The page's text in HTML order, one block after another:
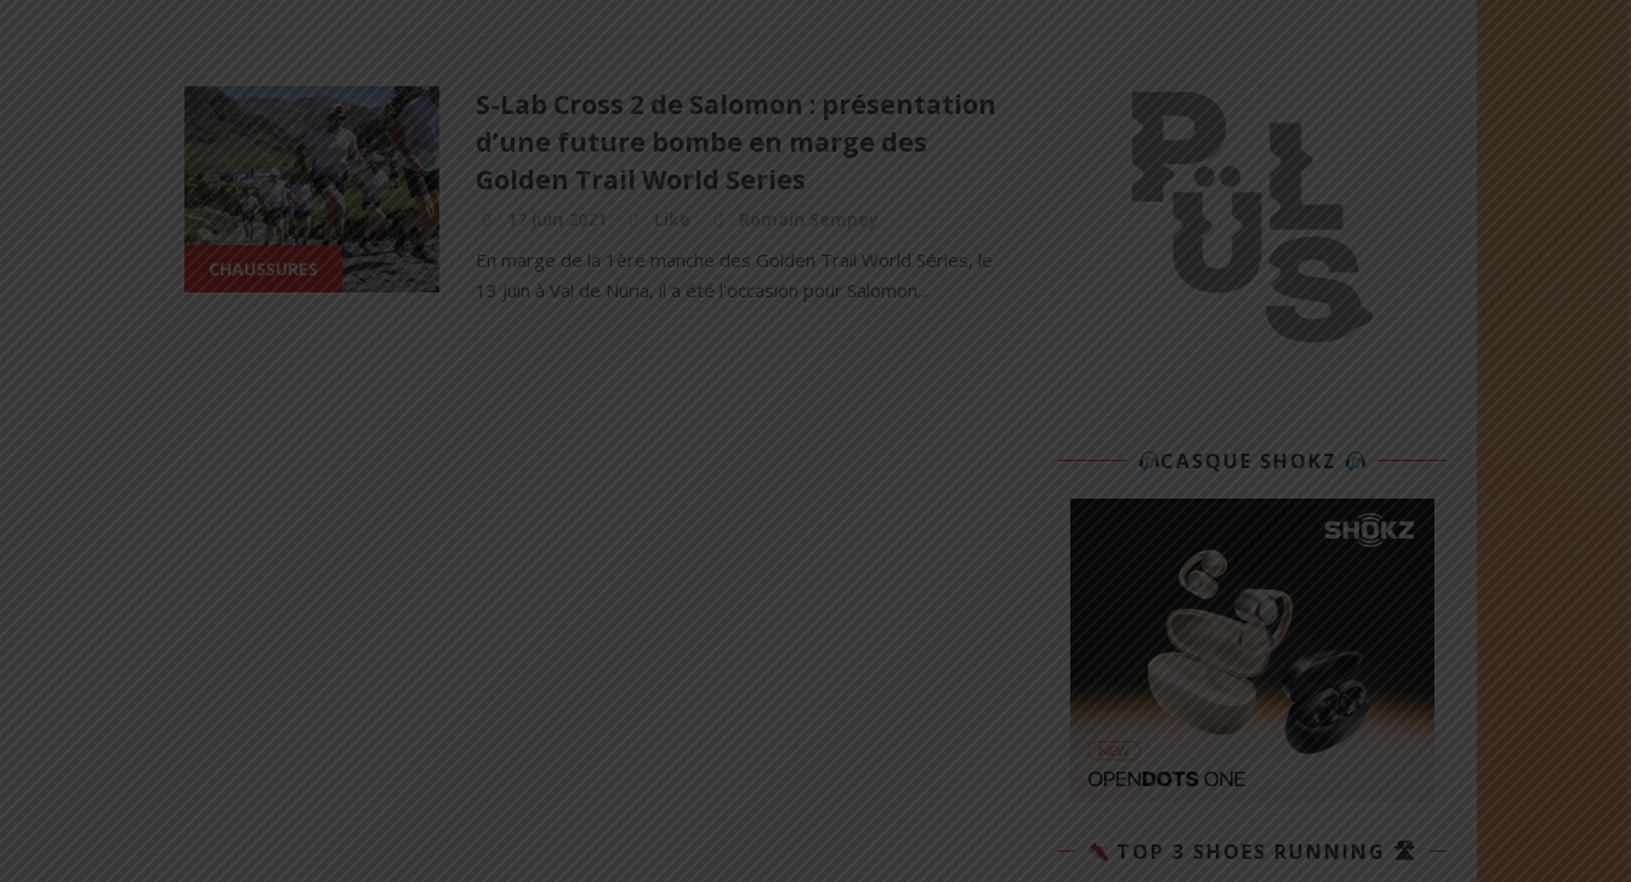
CHAUSSURES
S-Lab Cross 2 de Salomon : présentation
d’une future bombe en marge des
Golden Trail World Series
17 juin 2021 Like Romain Sempey
En marge de la 1ère manche des Golden Trail World Séries, le
13 juin à Val de Nuria, il a été l'occasion pour Salomon...
CASQUE SHOKZ
TOP 3 SHOES RUNNING 🛣